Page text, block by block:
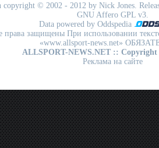
copyright © 2002 - 2012 by Nick Jones.
GNU Affero GPL v3.
Data powered by Oddspedia
права защищены При использовании
«www.allsport-news.net»
ALLSPORT-NEWS.NET :: Copyright
Реклама на сайте